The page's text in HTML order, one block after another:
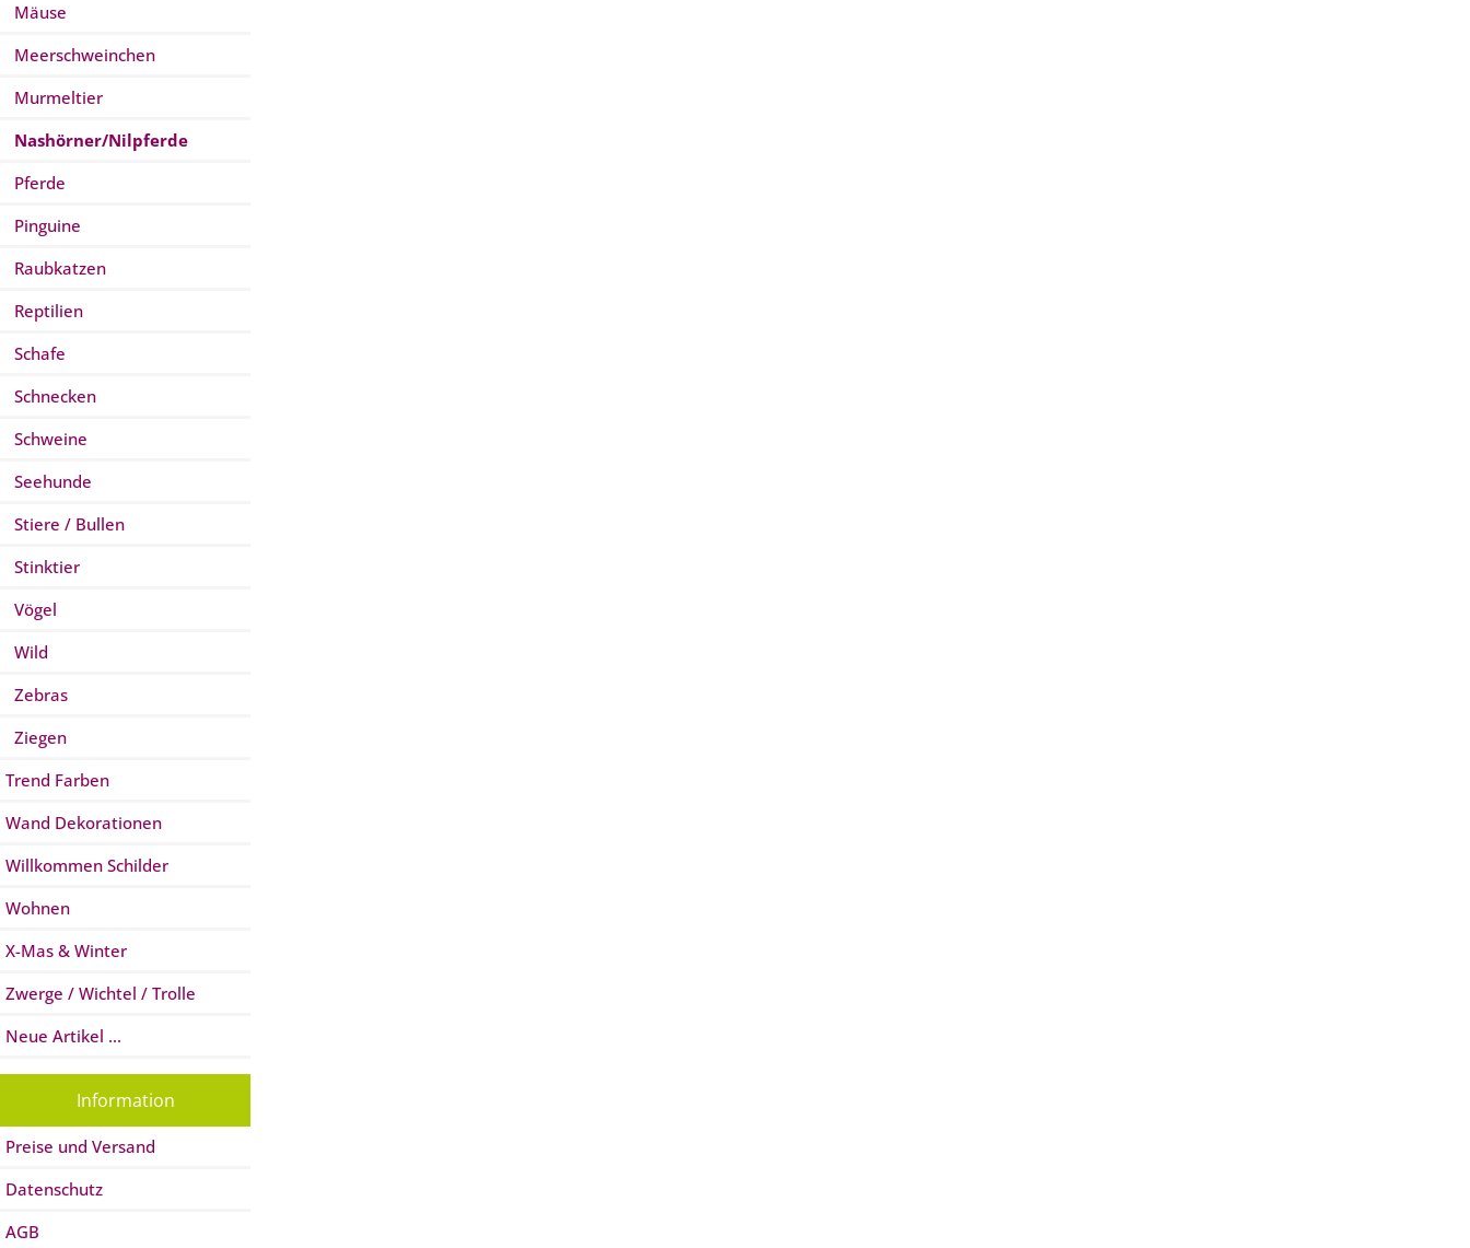
Mäuse
Meerschweinchen
Murmeltier
Nashörner/Nilpferde
Pferde
Pinguine
Raubkatzen
Reptilien
Schafe
Schnecken
Schweine
Seehunde
Stiere / Bullen
Stinktier
Vögel
Wild
Zebras
Ziegen
Trend Farben
Wand Dekorationen
Willkommen Schilder
Wohnen
X-Mas & Winter
Zwerge / Wichtel / Trolle
Neue Artikel ...
Information
Preise und Versand
Datenschutz
AGB